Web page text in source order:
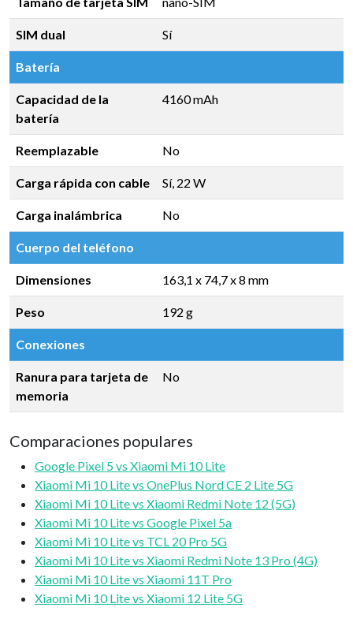
SIM dual Sí
Batería
Capacidad de la
batería
4160 mAh
Reemplazable No
Carga rápida con cable Sí, 22 W
Carga inalámbrica No
Cuerpo del teléfono
Dimensiones 163,1 x 74,7 x 8 mm
Peso 192 g
Conexiones
Ranura para tarjeta de
memoria
No
Comparaciones populares
Google Pixel 5 vs Xiaomi Mi 10 Lite
Xiaomi Mi 10 Lite vs OnePlus Nord CE 2 Lite 5G
Xiaomi Mi 10 Lite vs Xiaomi Redmi Note 12 (5G)
Xiaomi Mi 10 Lite vs Google Pixel 5a
Xiaomi Mi 10 Lite vs TCL 20 Pro 5G
Xiaomi Mi 10 Lite vs Xiaomi Redmi Note 13 Pro (4G)
Xiaomi Mi 10 Lite vs Xiaomi 11T Pro
Xiaomi Mi 10 Lite vs Xiaomi 12 Lite 5G